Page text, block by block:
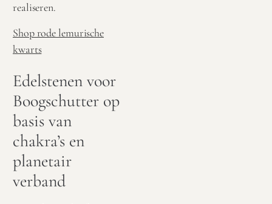
realiseren.
Shop rode lemurische
kwarts
Edelstenen voor
Boogschutter op
basis van
chakra’s en
planetair
verband